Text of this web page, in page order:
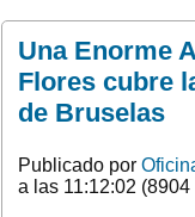
Una Enorme
Flores cubre
de Bruselas
Publicado por
a las 11:12:02